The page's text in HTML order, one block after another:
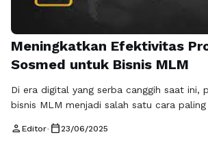
Meningkatkan Efektivitas
Sosmed untuk Bisnis MLM
Di era digital yang serba canggih saat ini,
bisnis MLM menjadi salah satu cara
memberikan platform yang memungkinkan
person Editor• calendar_today 23/06/2025